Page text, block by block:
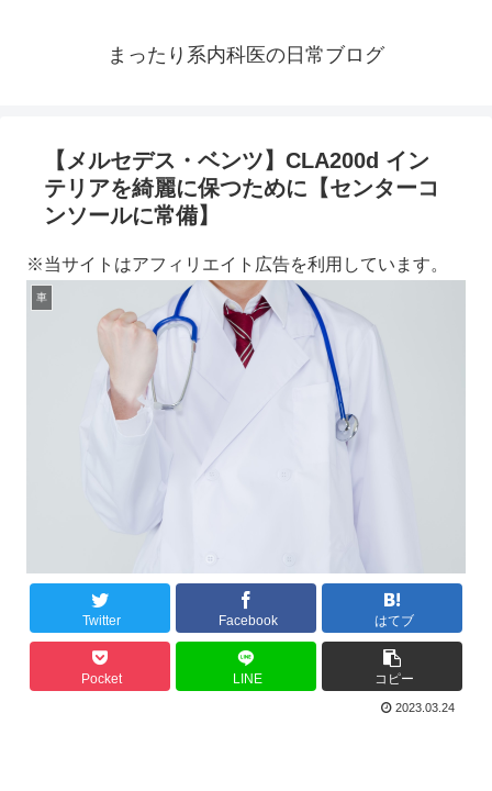
まったり系内科医の日常ブログ
【メルセデス・ベンツ】CLA200d イン
テリアを綺麗に保つために【センターコ
ンソールに常備】
※当サイトはアフィリエイト広告を利用しています。
車
Twitter Facebook はてブ
Pocket LINE コピー
2023.03.24